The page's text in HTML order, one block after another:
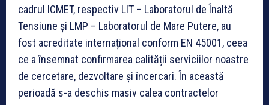
cadrul ICMET, respectiv LIT – Laboratorul de Înaltă
Tensiune și LMP – Laboratorul de Mare Putere, au
fost acreditate internațional conform EN 45001, ceea
ce a însemnat confirmarea calității serviciilor noastre
de cercetare, dezvoltare și încercari. În această
perioadă s-a deschis masiv calea contractelor